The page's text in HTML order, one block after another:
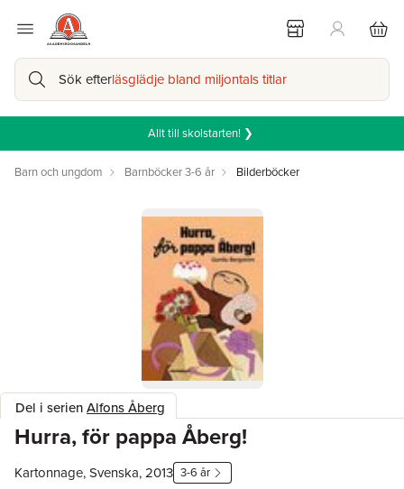
Sök efterläsglädje bland miljontals titlar
Allt till skolstarten! ❯
Barn och ungdom Barnböcker 3-6 år Bilderböcker
Del i serienAlfons Åberg
Hurra, för pappa Åberg!
Kartonnage, Svenska, 2013 3-6 år